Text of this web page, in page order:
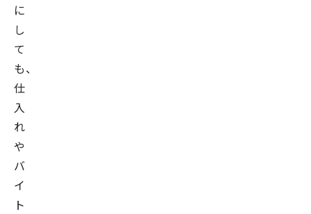
に
し
て
も、
仕
入
れ
や
バ
イ
ト